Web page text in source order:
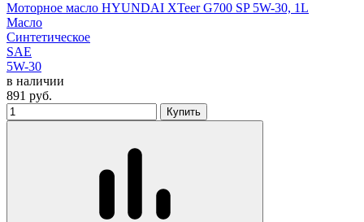
Моторное масло HYUNDAI XTeer G700 SP 5W-30, 1L
Масло
Синтетическое
SAE
5W-30
в наличии
891 руб.
Купить